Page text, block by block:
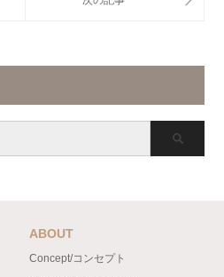
ABOUT
Concept/コンセプト